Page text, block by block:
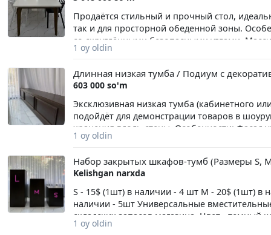
Продаётся стильный и прочный стол,
так и для просторной обеденной зоны.
со скруглёнными безопасными углами.
обеспечивают максимальную
1 oy oldin
Длинная низкая тумба / Подиум с
603 000 so'm
Эксклюзивная низкая тумба (кабинетного
подойдёт для демонстрации товаров в
хранения вдоль стены. Особенности: Фасад
(филёнками). Благородный тёмный цвет с
1 oy oldin
Набор закрытых шкафов-тумб (Размеры S,
Kelishgan narxda
S - 15$ (1шт) в наличии - 4 шт M - 20$ (1шт) в
наличии - 5шт Универсальные
складских запасов магазина. Цвет - темный
Одностворчатые шкафчики разной высоты.
1 oy oldin